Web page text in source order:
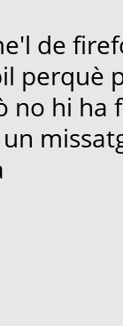
de
perquè
no hi ha